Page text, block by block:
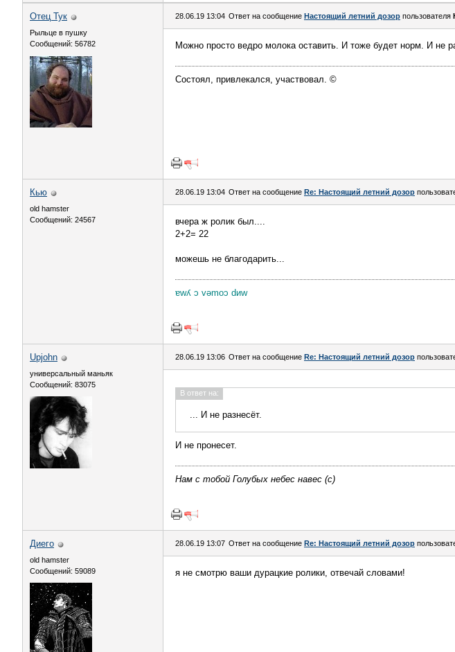
Отец Тук
Рыльце в пушку
Сообщений: 56782
28.06.19 13:04 Ответ на сообщение Настоящий летний дозор пользователя
Можно просто ведро молока оставить. И тоже будет норм. И не
Состоял, привлекался, участвовал. ©
Кью
old hamster
Сообщений: 24567
28.06.19 13:04 Ответ на сообщение Re: Настоящий летний дозор
вчера ж ролик был....
2+2= 22
можешь не благодарить...
ɐwʎ ɔ vǝmоɔ dиw
Upjohn
универсальный маньяк
Сообщений: 83075
28.06.19 13:06 Ответ на сообщение Re: Настоящий летний дозор
В ответ на:
... И не разнесёт.
И не пронесет.
Нам с тобой Голубых небес навес (с)
Диего
old hamster
Сообщений: 59089
28.06.19 13:07 Ответ на сообщение Re: Настоящий летний дозор
я не смотрю ваши дурацкие ролики, отвечай словами!